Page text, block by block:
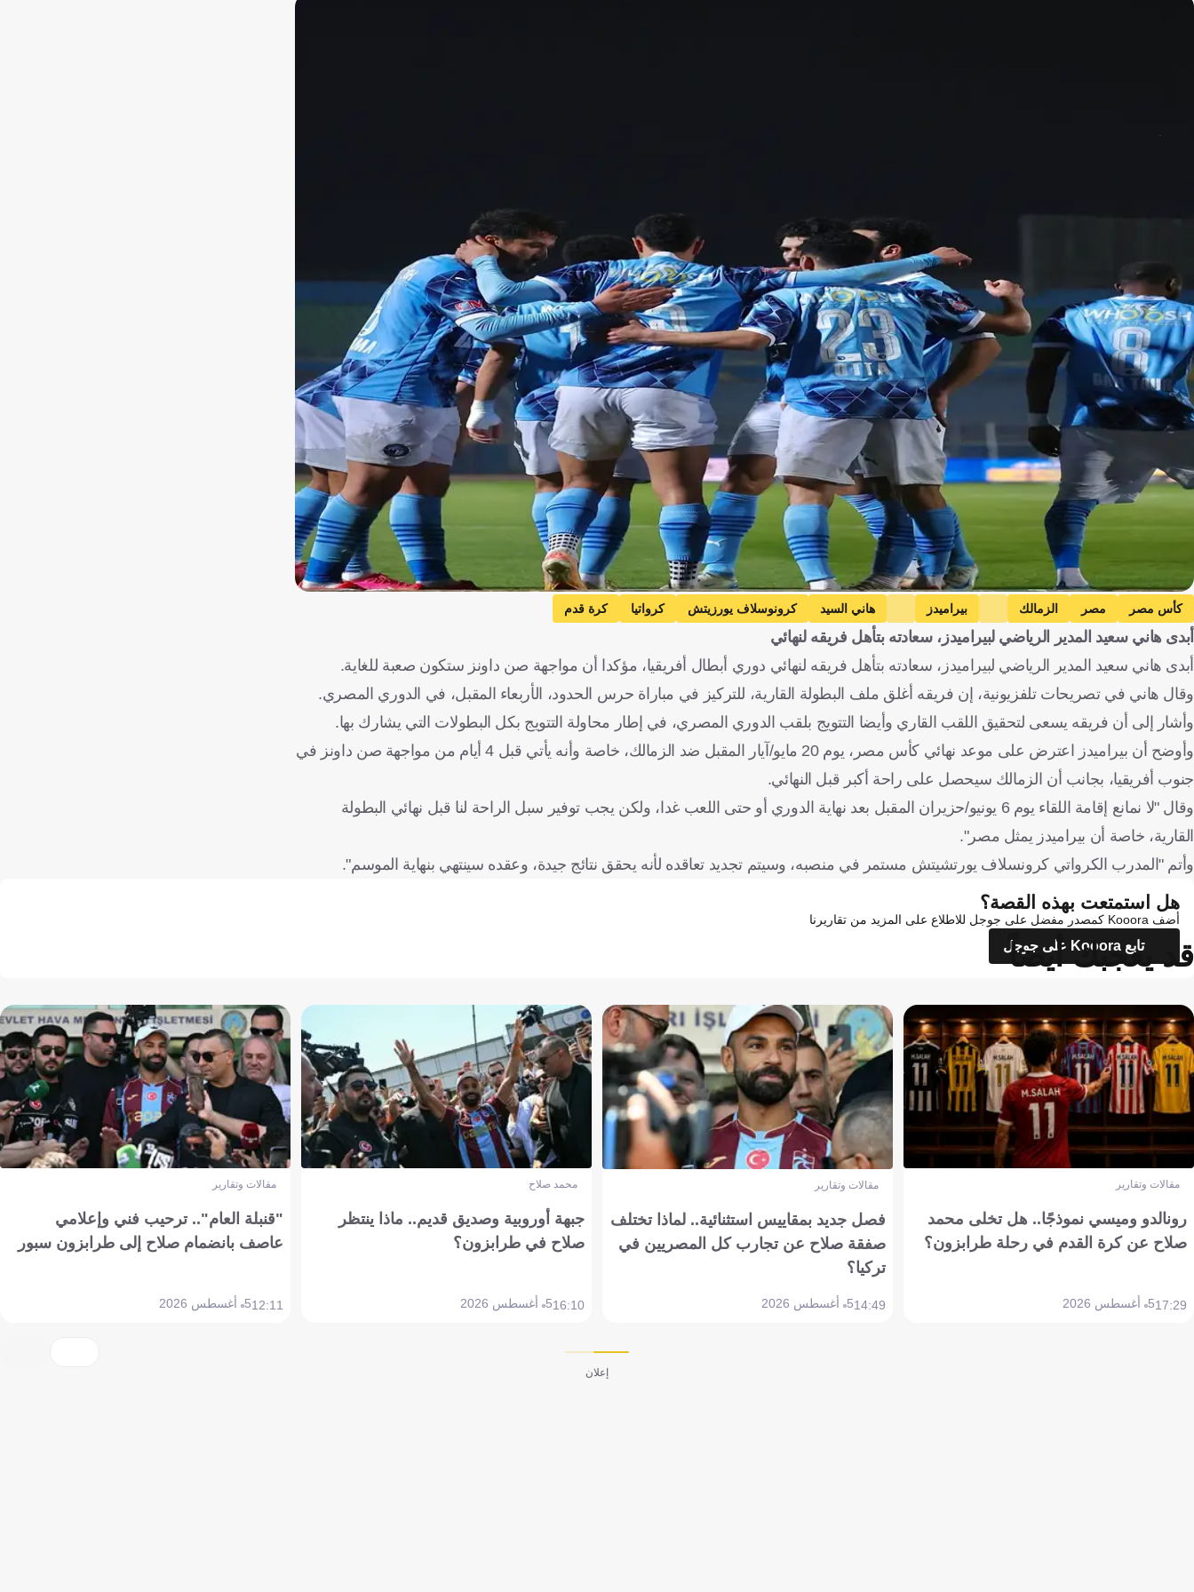
كأس مصر مصر الزمالك بيراميدز هاني السيد كرونوسلاف يورزيتش كرواتيا كرة قدم
أبدى هاني سعيد المدير الرياضي لبيراميدز، سعادته بتأهل فريقه لنهائي
أبدى هاني سعيد المدير الرياضي لبيراميدز، سعادته بتأهل فريقه لنهائي دوري أبطال أفريقيا، مؤكدا أن مواجهة صن داونز ستكون صعبة للغاية.
وقال هاني في تصريحات تلفزيونية، إن فريقه أغلق ملف البطولة القارية، للتركيز في مباراة حرس الحدود، الأربعاء المقبل، في الدوري المصري.
وأشار إلى أن فريقه يسعى لتحقيق اللقب القاري وأيضا التتويج بلقب الدوري المصري، في إطار محاولة التتويج بكل البطولات التي يشارك بها.
وأوضح أن بيراميدز اعترض على موعد نهائي كأس مصر، يوم 20 مايو/آيار المقبل ضد الزمالك، خاصة وأنه يأتي قبل 4 أيام من مواجهة صن داونز في
جنوب أفريقيا، بجانب أن الزمالك سيحصل على راحة أكبر قبل النهائي.
وقال "لا نمانع إقامة اللقاء يوم 6 يونيو/حزيران المقبل بعد نهاية الدوري أو حتى اللعب غدا، ولكن يجب توفير سبل الراحة لنا قبل نهائي البطولة
القارية، خاصة أن بيراميدز يمثل مصر".
وأتم "المدرب الكرواتي كرونسلاف يورتشيتش مستمر في منصبه، وسيتم تجديد تعاقده لأنه يحقق نتائج جيدة، وعقده سينتهي بنهاية الموسم".
هل استمتعت بهذه القصة؟
أضف Kooora كمصدر مفضل على جوجل للاطلاع على المزيد من تقاريرنا
تابع Kooora على جوجل
قد يعجبك أيضاً
مقالات وتقارير
رونالدو وميسي نموذجًا.. هل تخلى محمد
صلاح عن كرة القدم في رحلة طرابزون؟
17:295 أغسطس 2026
مقالات وتقارير
فصل جديد بمقاييس استثنائية.. لماذا تختلف
صفقة صلاح عن تجارب كل المصريين في
تركيا؟
14:495 أغسطس 2026
محمد صلاح
جبهة أوروبية وصديق قديم.. ماذا ينتظر
صلاح في طرابزون؟
16:105 أغسطس 2026
مقالات وتقارير
"قنبلة العام".. ترحيب فني وإعلامي
عاصف بانضمام صلاح إلى طرابزون سبور
12:115 أغسطس 2026
إعلان